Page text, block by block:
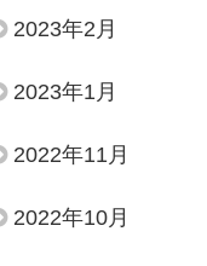
2023年2月
2023年1月
2022年11月
2022年10月